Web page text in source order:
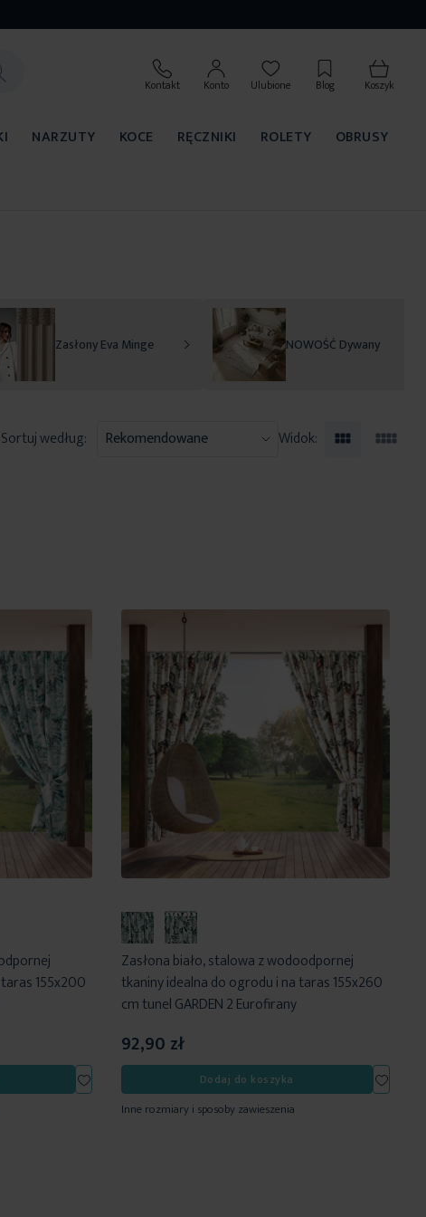
Kontakt Konto Ulubione Blog Koszyk
NARZUTY KOCE RĘCZNIKI ROLETY
OBRUSY
Zasłony Eva Minge NOWOŚĆ Dywany
Sortuj według: Widok:
155x200
Dodaj
do
Zasłona biało, stalowa z wodoodpornej
tkaniny idealna do ogrodu i na taras 155x260
cm tunel GARDEN 2 Eurofirany
92,90 zł
Dodaj do koszyka
Dodaj
do
Inne rozmiary i sposoby zawieszenia